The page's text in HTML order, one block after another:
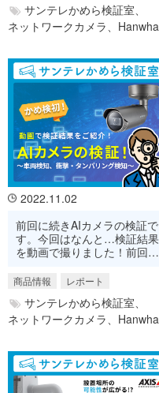
サンテレかめら検証室、
ネットワークカメラ、 Hanwha
2022.11.02
前回に続きAIカメラの検証で
す。今回はなんと…検証結果
を動画で撮りました！前回と
ってると思うので是非ご覧く
ださい！
商品情報 レポート
サンテレかめら検証室、
ネットワークカメラ、 Hanwha